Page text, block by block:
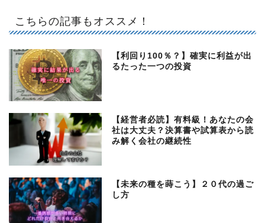
こちらの記事もオススメ！
【利回り100％？】確実に利益が出
るたった一つの投資
【経営者必読】有料級！あなたの会
社は大丈夫？決算書や試算表から読
み解く会社の継続性
【未来の種を蒔こう】２０代の過ご
し方